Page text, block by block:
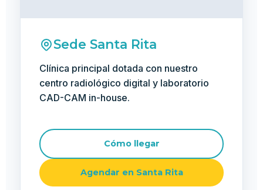
Sede Santa Rita
Clínica principal dotada con nuestro
centro radiológico digital y laboratorio
CAD-CAM in-house.
Cómo llegar
Agendar en Santa Rita